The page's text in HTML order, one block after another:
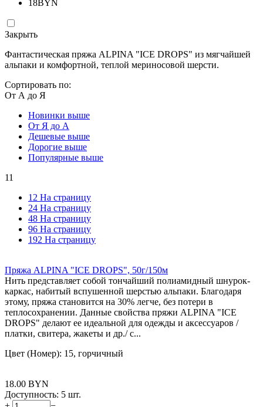
18BYN
Закрыть
Фантастическая пряжа ALPINA "ICE DROPS" из мягчайшей
альпаки и комфортной, теплой мериносовой шерсти.
Сортировать по:
От А до Я
Новинки выше
От Я до А
Дешевые выше
Дорогие выше
Популярные выше
11
12 На страницу
24 На страницу
48 На страницу
96 На страницу
192 На страницу
Пряжа ALPINA "ICE DROPS", 50г/150м
Нить представляет собой тончайший полиамидный шнурок-
каркас, набитый вспушенной шерстью альпаки. Благодаря
этому, пряжа становится на 30% легче, без потери в
теплосохранении. Данные свойства пряжи ALPINA "ICE
DROPS" делают ее идеальной для одежды и аксессуаров /
платки, свитера, жакеты и др./ с...
Цвет (Номер): 15, горчичный
18.00 BYN
Доступность: 5 шт.